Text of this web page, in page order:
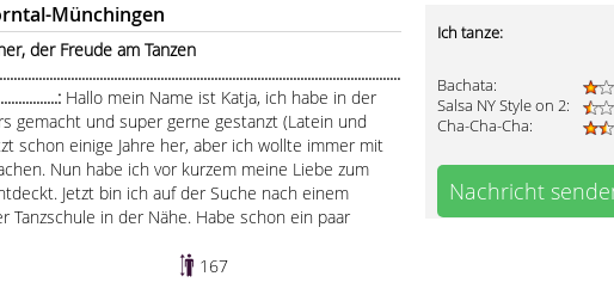
Münchingen
der Freude am Tanzen
Hallo mein Name ist Katja, ich habe in der
gemacht und super gerne gestanzt (Latein und
schon einige Jahre her, aber ich wollte immer mit
Nun habe ich vor kurzem meine Liebe zum
Jetzt bin ich auf der Suche nach einem
Tanzschule in der Nähe. Habe schon ein paar
167
Ich tanze:
Bachata:
Salsa NY Style on 2:
Cha-Cha-Cha:
Nachricht